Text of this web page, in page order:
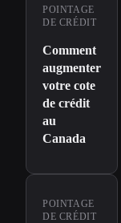
POINTAGE
DE CRÉDIT
Comment
augmenter
votre cote
de crédit
au
Canada
POINTAGE
DE CRÉDIT